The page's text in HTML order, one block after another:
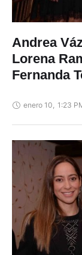
Andrea
Lorena
Fernanda
enero 10, 1:23